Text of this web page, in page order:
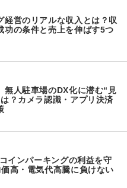
経営のリアルな収入とは？収
功の条件と売上を伸ばす5つ
無人駐車場のDX化に潜む“見
？カメラ認識・アプリ決済
インパーキングの利益を守
高・電気代高騰に負けない